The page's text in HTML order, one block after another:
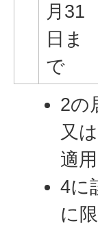
月31
日ま
で
2の
又
適
4に
に